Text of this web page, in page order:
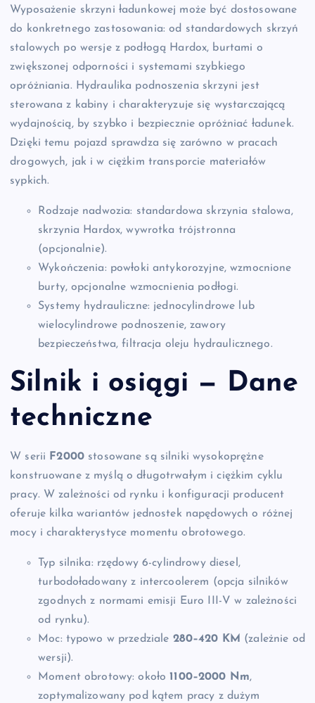
Wyposażenie skrzyni ładunkowej może być dostosowane
do konkretnego zastosowania: od standardowych skrzyń
stalowych po wersje z podłogą Hardox, burtami o
zwiększonej odporności i systemami szybkiego
opróżniania. Hydraulika podnoszenia skrzyni jest
sterowana z kabiny i charakteryzuje się wystarczającą
wydajnością, by szybko i bezpiecznie opróżniać ładunek.
Dzięki temu pojazd sprawdza się zarówno w pracach
drogowych, jak i w ciężkim transporcie materiałów
sypkich.
Rodzaje nadwozia: standardowa skrzynia stalowa,
skrzynia Hardox, wywrotka trójstronna
(opcjonalnie).
Wykończenia: powłoki antykorozyjne, wzmocnione
burty, opcjonalne wzmocnienia podłogi.
Systemy hydrauliczne: jednocylindrowe lub
wielocylindrowe podnoszenie, zawory
bezpieczeństwa, filtracja oleju hydraulicznego.
Silnik i osiągi — Dane
techniczne
W serii F2000stosowane są silniki wysokoprężne
konstruowane z myślą o długotrwałym i ciężkim cyklu
pracy. W zależności od rynku i konfiguracji producent
oferuje kilka wariantów jednostek napędowych o różnej
mocy i charakterystyce momentu obrotowego.
Typ silnika: rzędowy 6-cylindrowy diesel,
turbodoładowany z intercoolerem (opcja silników
zgodnych z normami emisji Euro III-V w zależności
od rynku).
Moc: typowo w przedziale 280–420 KM (zależnie od
wersji).
Moment obrotowy: około1100–2000 Nm,
zoptymalizowany pod kątem pracy z dużym